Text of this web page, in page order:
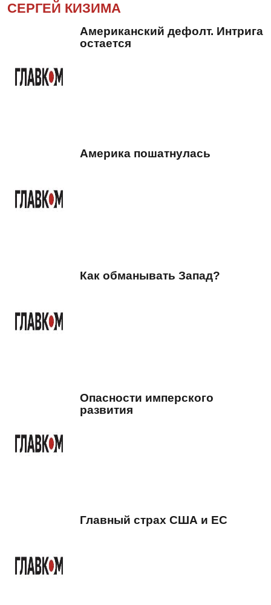
СЕРГЕЙ КИЗИМА
Американский дефолт. Интрига
остается
Америка пошатнулась
Как обманывать Запад?
Опасности имперского
развития
Главный страх США и ЕС